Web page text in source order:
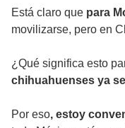
Está claro que para
movilizarse, pero en
¿Qué significa esto
chihuahuenses ya
Por eso, estoy